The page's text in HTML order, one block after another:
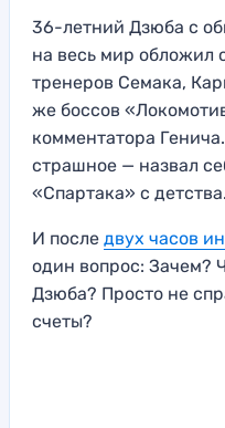
36-летний Дзюба с
на весь мир обложил
тренеров Семака,
же боссов
комментатора
страшное — назвал
«Спартака» с детства.
И после двух часов
один вопрос: Зачем?
Дзюба? Просто не
счеты?